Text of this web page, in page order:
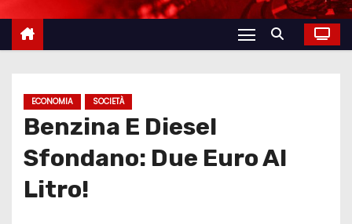
ECONOMIA SOCIETÀ
Benzina E Diesel
Sfondano: Due Euro Al
Litro!